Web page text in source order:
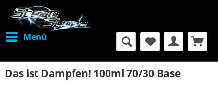
Menü
Das ist Dampfen! 100ml 70/30 Base